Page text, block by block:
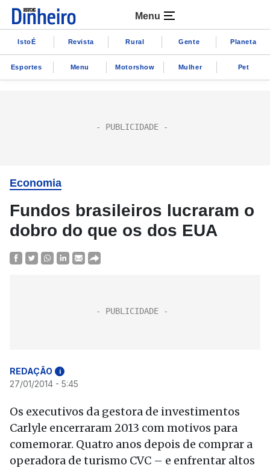
Menu
IstoÉ Revista Rural Gente Planeta
Esportes Menu Motorshow Mulher Pet
Economia
Fundos brasileiros lucraram o
dobro do que os dos EUA
REDAÇÃO i
27/01/2014 - 5:45
Os executivos da gestora de investimentos
Carlyle encerraram 2013 com motivos para
comemorar. Quatro anos depois de comprar a
operadora de turismo CVC – e enfrentar altos